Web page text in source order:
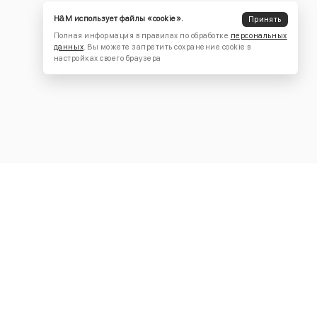
H&M использует файлы «cookie».
Принять
Полная информация в правилах по обработке персональных
данных. Вы можете запретить сохранение cookie в
настройках своего браузера